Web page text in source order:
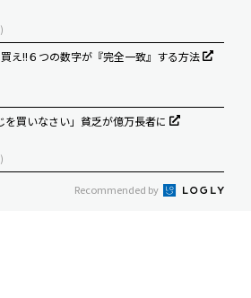
え!!６つの数字が『完全一致』する方法
を買いなさい」貧乏が億万長者に
Recommended by